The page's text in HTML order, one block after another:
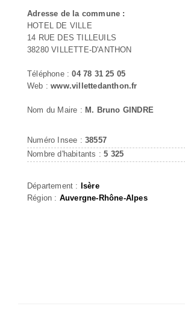
Adresse de la commune :
HOTEL DE VILLE
14 RUE DES TILLEUILS
38280 VILLETTE-D'ANTHON
Téléphone :04 78 31 25 05
Web :www.villettedanthon.fr
Nom du Maire : M. Bruno GINDRE
Numéro Insee : 38557
Nombre d'habitants :5 325
Département : Isère
Région : Auvergne-Rhône-Alpes